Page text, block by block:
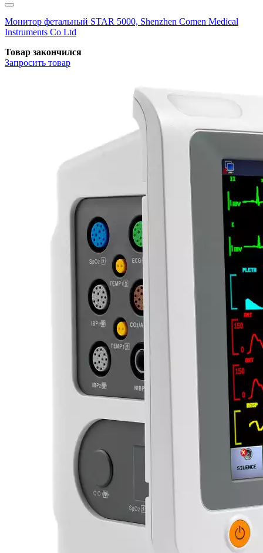
Монитор фетальный STAR 5000, Shenzhen Comen Medical
Instruments Co Ltd
Товар закончился
Запросить товар